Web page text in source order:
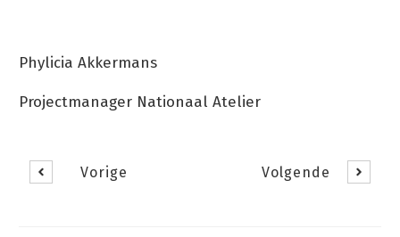
Phylicia Akkermans
Projectmanager Nationaal Atelier
Vorige Volgende